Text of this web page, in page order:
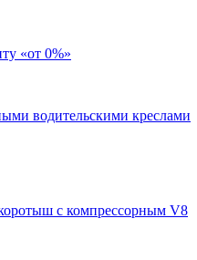
«от 0%»
водительскими креслами
с компрессорным V8